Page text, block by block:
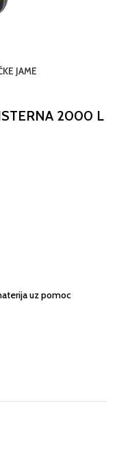
JAME
2000 L
uz pomoc